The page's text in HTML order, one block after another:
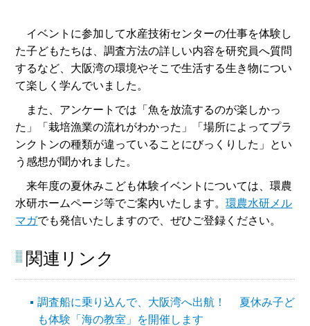
イベントに参加して水産技術センターの仕事を体験し
た子どもたちは、調査方法の詳しい内容を研究員へ質問
するなど、大阪湾の環境やそこで生活する生き物につい
て楽しく学んでいました。
また、アンケートでは「魚を放流するのが楽しかっ
た」「栽培漁業の流れがわかった」「場所によってプラ
ンクトンの種類が違っていることにびっくりした」とい
う感想が聞かれました。
来年度の夏休みこども体験イベントについては、環農
水研ホームページ等でご案内いたします。環農水研メル
マガでも発信いたしますので、ぜひご登録ください。
関連リンク
調査船に乗り込んで、大阪湾へ出航！ 夏休み子ど
も体験「海の教室」を開催します